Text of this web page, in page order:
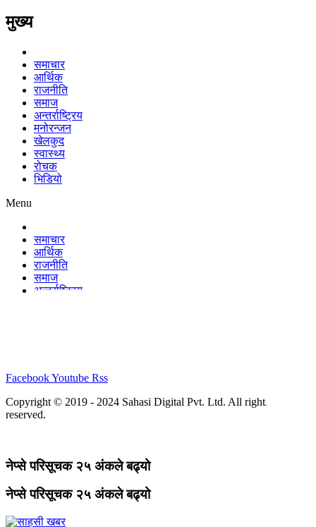
मुख्य
समाचार
आर्थिक
राजनीति
समाज
अन्तर्राष्ट्रिय
मनोरन्जन
खेलकुद
स्वास्थ्य
रोचक
भिडियो
Menu
समाचार
आर्थिक
राजनीति
समाज
अन्तर्राष्ट्रिय
FacebookYoutube Rss
Copyright © 2019 - 2024 Sahasi Digital Pvt. Ltd. All rights
reserved.
नेप्से परिसूचक २५ अंकले बढ्यो
नेप्से परिसूचक २५ अंकले बढ्यो